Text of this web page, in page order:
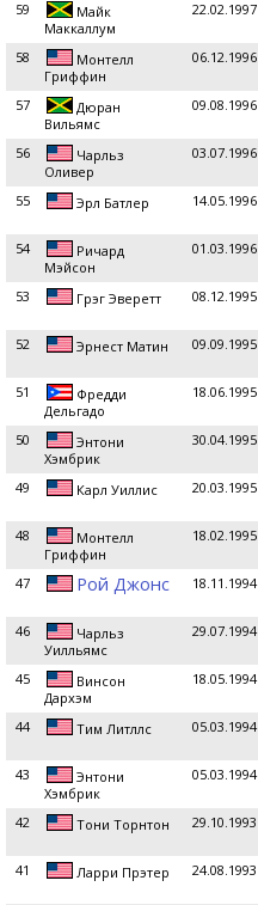
59
Майк
Маккаллум
22.02.1997
58
Монтелл
Гриффин
06.12.1996
57
Дюран
Вильямс
09.08.1996
56
Чарльз
Оливер
03.07.1996
55 Эрл Батлер 14.05.1996
54
Ричард
Мэйсон
01.03.1996
53 Грэг Эверетт 08.12.1995
52 Эрнест Матин 09.09.1995
51
Фредди
Дельгадо
18.06.1995
50
Энтони
Хэмбрик
30.04.1995
49 Карл Уиллис 20.03.1995
48
Монтелл
Гриффин
18.02.1995
47 Рой Джонс 18.11.1994
46
Чарльз
Уилльямс
29.07.1994
45
Винсон
Дархэм
18.05.1994
44 Тим Литллс 05.03.1994
43
Энтони
Хэмбрик
05.03.1994
42 Тони Торнтон 29.10.1993
41 Ларри Прэтер 24.08.1993